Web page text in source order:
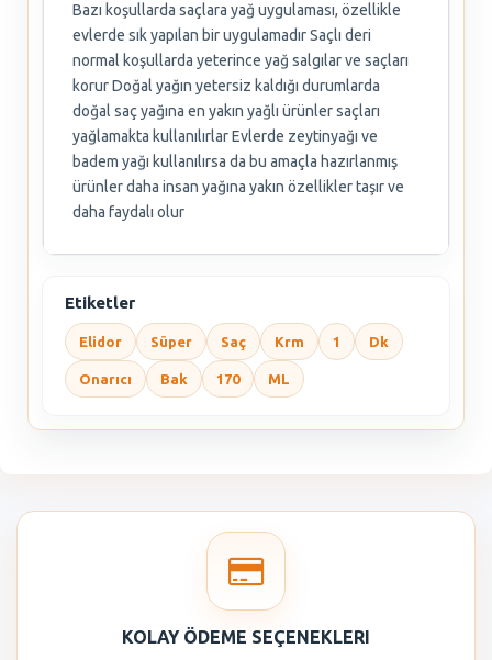
Bazı koşullarda saçlara yağ uygulaması, özellikle
evlerde sık yapılan bir uygulamadır Saçlı deri
normal koşullarda yeterince yağ salgılar ve saçları
korur Doğal yağın yetersiz kaldığı durumlarda
doğal saç yağına en yakın yağlı ürünler saçları
yağlamakta kullanılırlar Evlerde zeytinyağı ve
badem yağı kullanılırsa da bu amaçla hazırlanmış
ürünler daha insan yağına yakın özellikler taşır ve
daha faydalı olur
Etiketler
Elidor Süper Saç Krm 1 Dk
Onarıcı Bak 170 ML
KOLAY ÖDEME SEÇENEKLERI